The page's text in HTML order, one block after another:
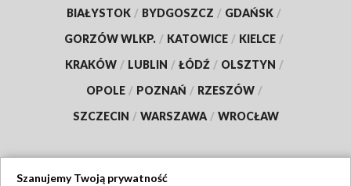
BIAŁYSTOK / BYDGOSZCZ / GDAŃSK /
GORZÓW WLKP. / KATOWICE / KIELCE /
KRAKÓW / LUBLIN / ŁÓDŹ / OLSZTYN /
OPOLE / POZNAŃ / RZESZÓW /
SZCZECIN / WARSZAWA / WROCŁAW
Szanujemy Twoją prywatność